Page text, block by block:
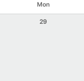
Mon
29